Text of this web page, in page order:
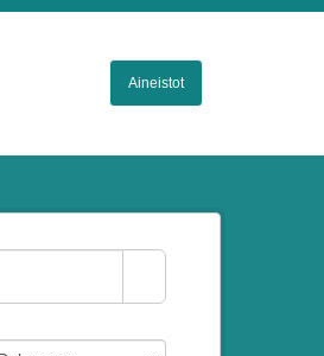
Aineistot